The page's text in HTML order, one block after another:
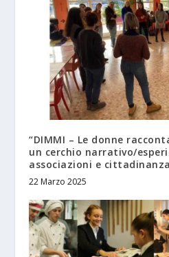
“DIMMI – Le donne
un cerchio narrativo/
associazioni e cittadinanza
22 Marzo 2025